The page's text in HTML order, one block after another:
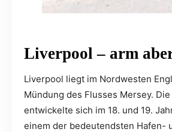
Liverpool – arm
Liverpool liegt im Nordwesten
Mündung des Flusses Mersey.
entwickelte sich im 18. und 19.
einem der bedeutendsten Hafen-